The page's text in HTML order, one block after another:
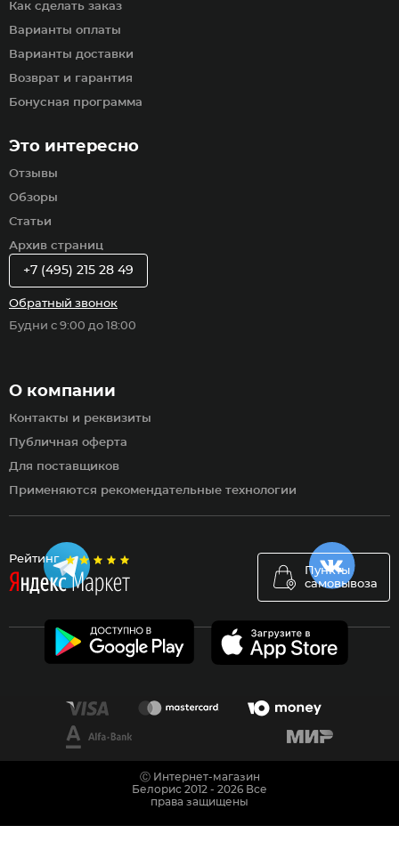
Рейтинг
Пункты
самовывоза
Как сделать заказ
Варианты оплаты
Варианты доставки
Возврат и гарантия
Бонусная программа
Это интересно
Отзывы
Обзоры
Статьи
Архив страниц
О компании
Контакты и реквизиты
Публичная оферта
Для поставщиков
Применяются рекомендательные технологии
+7 (495) 215 28 49
Обратный звонок
Будни с 9:00 до 18:00
Ⓒ Интернет-магазин
Белорис 2012 - 2026 Все
права защищены